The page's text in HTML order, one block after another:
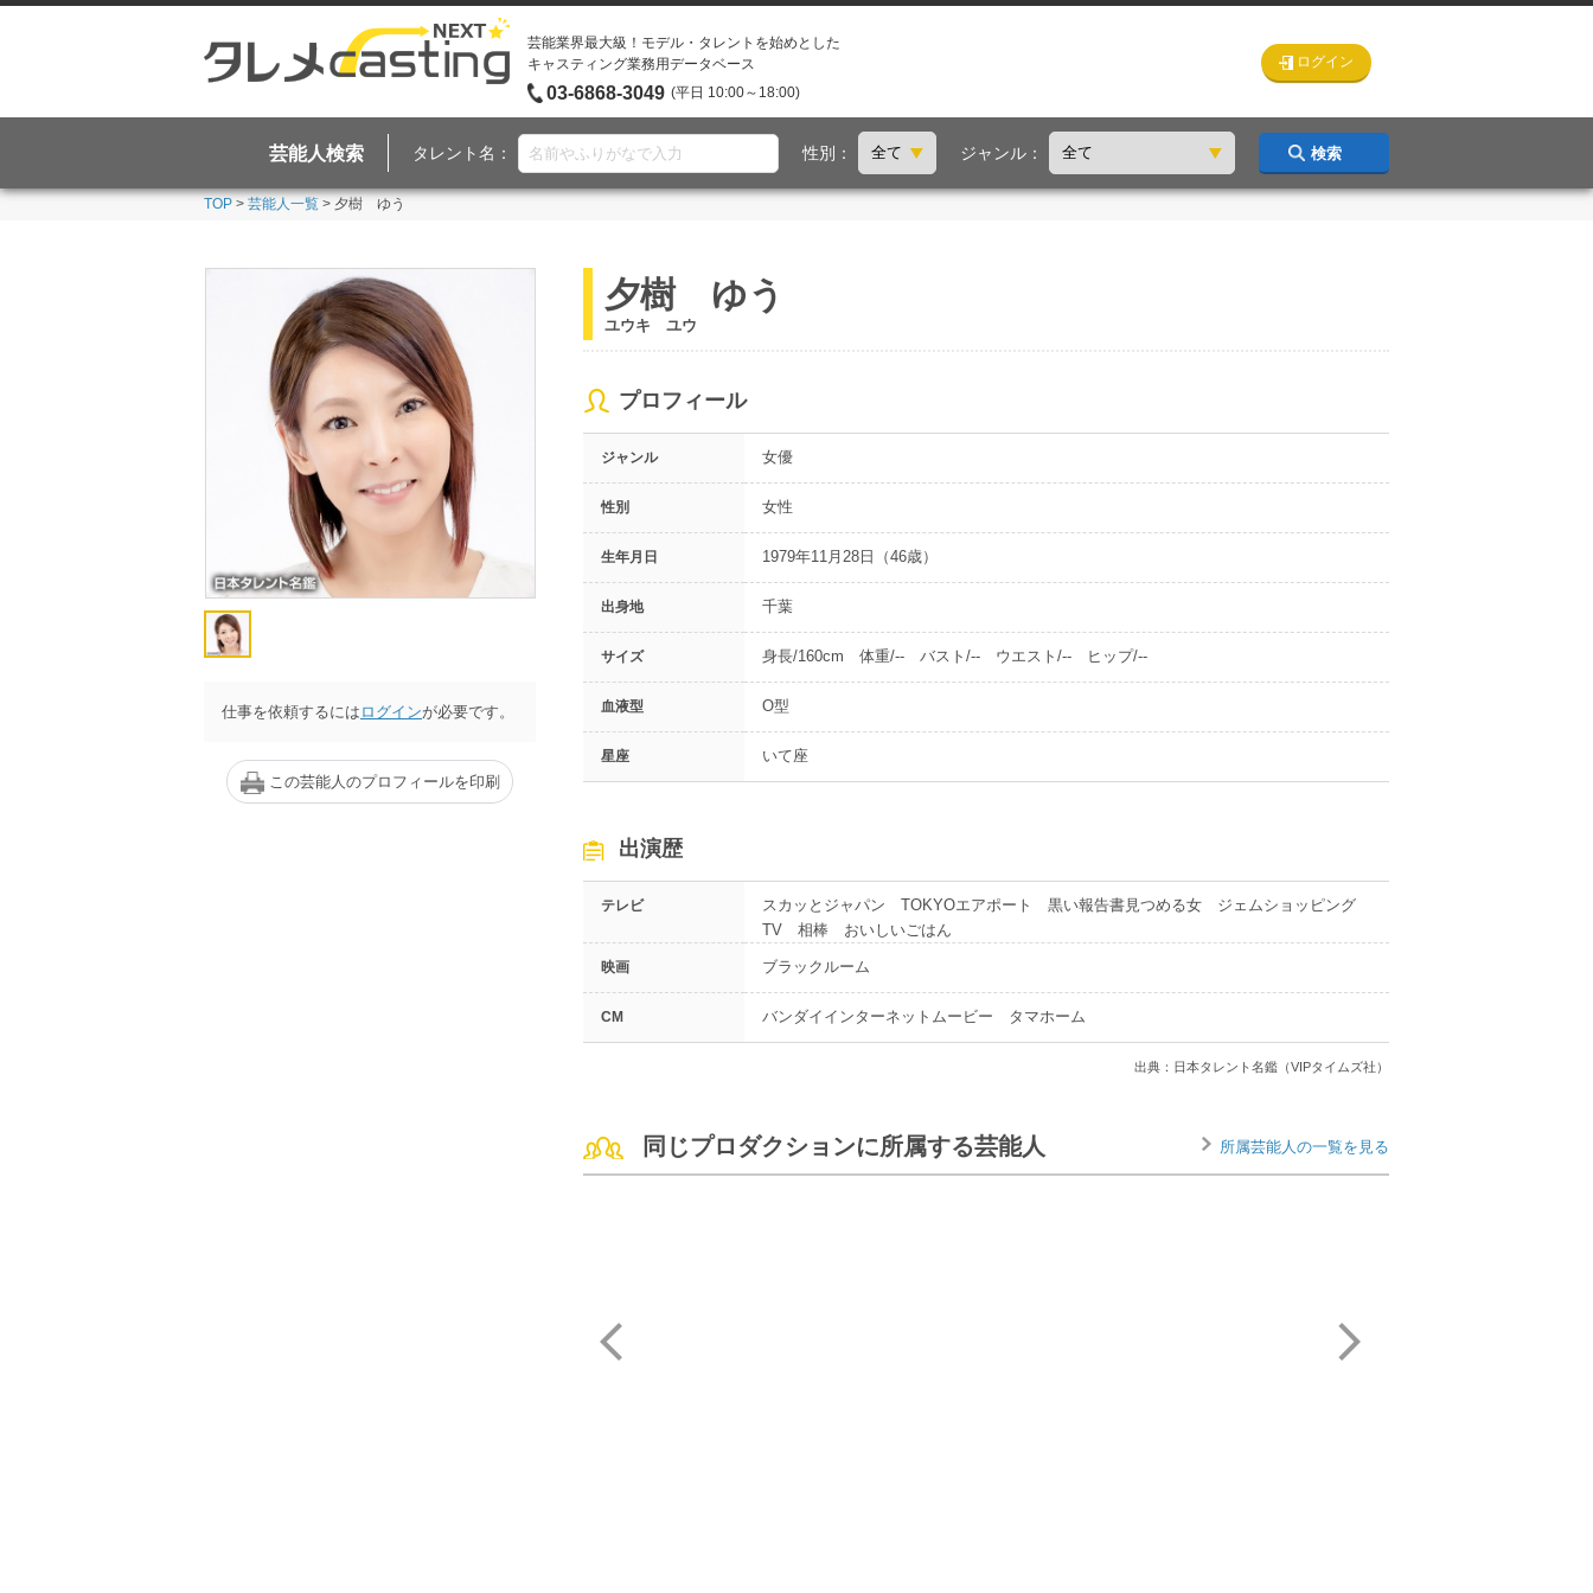
芸能業界最大級！モデル・タレントを始めとした
キャスティング業務用データベース
03-6868-3049 (平日 10:00～18:00)
ログイン
芸能人検索 タレント名： 性別： ジャンル： 検索
TOP > 芸能人一覧 > 夕樹 ゆう
仕事を依頼するには ログインが必要です。
この芸能人のプロフィールを印刷
夕樹 ゆう
ユウキ ユウ
プロフィール
ジャンル 女優
性別 女性
生年月日 1979年11月28日（46歳）
出身地 千葉
サイズ 身長/160cm 体重/-- バスト/-- ウエスト/-- ヒップ/--
血液型 O型
星座 いて座
出演歴
テレビ
スカッとジャパン TOKYOエアポート 黒い報告書見つめる女 ジェムショッピング
TV 相棒 おいしいごはん
映画 ブラックルーム
CM バンダイインターネットムービー タマホーム
出典：日本タレント名鑑（VIPタイムズ社）
同じプロダクションに所属する芸能人 所属芸能人の一覧を見る